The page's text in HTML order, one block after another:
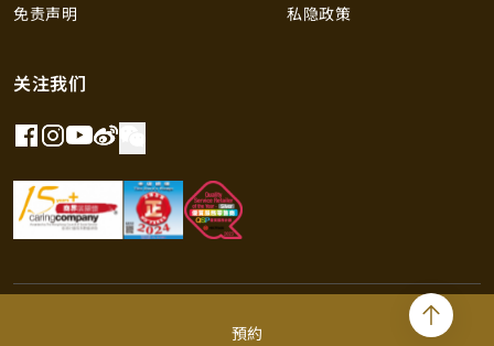
預約
免责声明
私隐政策
关注我们
香港贵金属及宝石B类注册交易商 （注册号码：B-B-24-01-04756）